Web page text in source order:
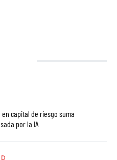
capital de riesgo suma
por la IA